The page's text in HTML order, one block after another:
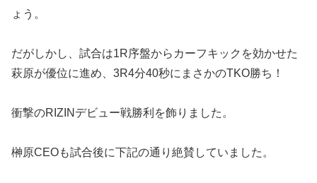
ょう。
だがしかし、試合は1R序盤からカーフキックを効かせた
萩原が優位に進め、3R4分40秒にまさかのTKO勝ち！
衝撃のRIZINデビュー戦勝利を飾りました。
榊原CEOも試合後に下記の通り絶賛していました。